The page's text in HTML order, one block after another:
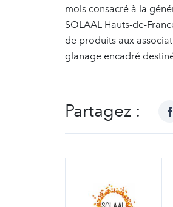
mois consacré à la
SOLAAL Hauts-de-
de produits aux
glanage encadré
Partagez :